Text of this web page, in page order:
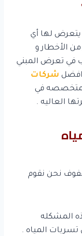
لها أي
الأخطار و
في تعرض المبني
افضل شركات
في
العاليه .
نحن نقوم
المشكله
تسربات المياه .